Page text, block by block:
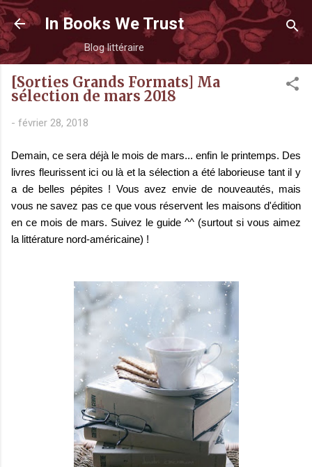
Accéder au contenu principal
In Books We Trust
Blog littéraire
[Sorties Grands Formats] Ma
sélection de mars 2018
- février 28, 2018
Demain, ce sera déjà le mois de mars... enfin le printemps. Des
livres fleurissent ici ou là et la sélection a été laborieuse tant il y
a de belles pépites ! Vous avez envie de nouveautés, mais
vous ne savez pas ce que vous réservent les maisons d'édition
en ce mois de mars. Suivez le guide ^^ (surtout si vous aimez
la littérature nord-américaine) !